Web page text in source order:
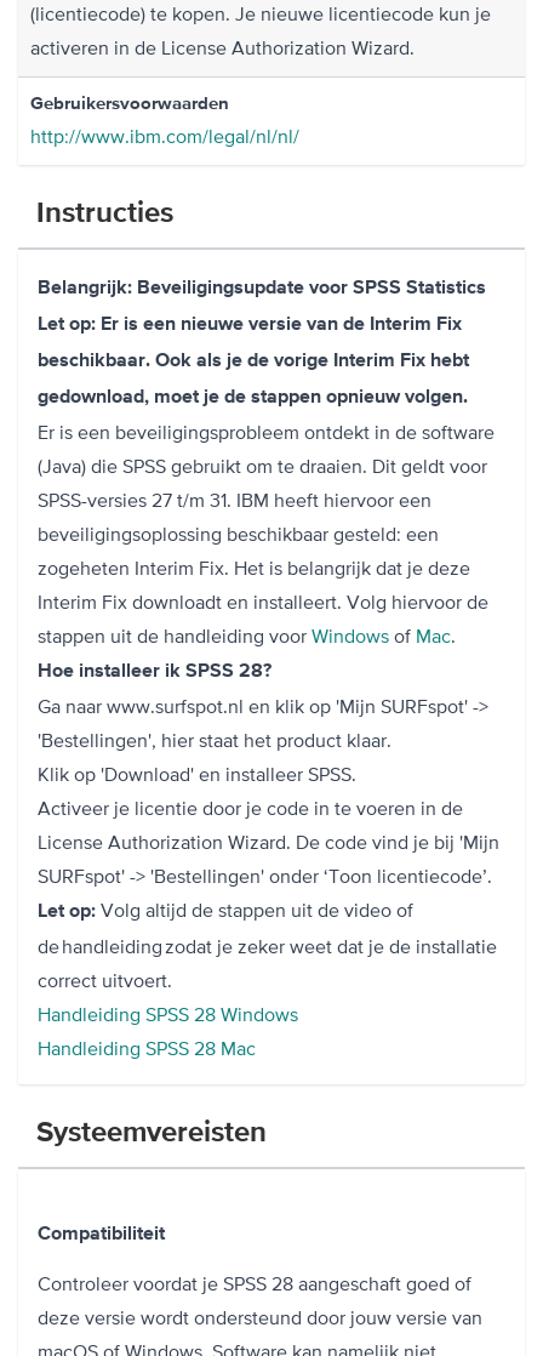
(licentiecode) te kopen. Je nieuwe licentiecode kun je
activeren in de License Authorization Wizard.
Gebruikersvoorwaarden
http://www.ibm.com/legal/nl/nl/
Instructies
Belangrijk: Beveiligingsupdate voor SPSS Statistics
Let op: Er is een nieuwe versie van de Interim Fix
beschikbaar. Ook als je de vorige Interim Fix hebt
gedownload, moet je de stappen opnieuw volgen.
Er is een beveiligingsprobleem ontdekt in de software
(Java) die SPSS gebruikt om te draaien. Dit geldt voor
SPSS-versies 27 t/m 31. IBM heeft hiervoor een
beveiligingsoplossing beschikbaar gesteld: een
zogeheten Interim Fix. Het is belangrijk dat je deze
Interim Fix downloadt en installeert. Volg hiervoor de
stappen uit de handleiding voor Windows of Mac
Hoe installeer ik SPSS 28?
Ga naar www.surfspot.nl en klik op 'Mijn SURFspot' ->
'Bestellingen', hier staat het product klaar.
Klik op 'Download' en installeer SPSS.
Activeer je licentie door je code in te voeren in de
License Authorization Wizard. De code vind je bij 'Mijn
SURFspot' -> 'Bestellingen' onder ‘Toon licentiecode’.
Let op: Volg altijd de stappen uit de video of
de handleiding zodat je zeker weet dat je de installatie
correct uitvoert.
Handleiding SPSS 28 Windows
Handleiding SPSS 28 Mac
Systeemvereisten
Compatibiliteit
Controleer voordat je SPSS 28 aangeschaft goed of
deze versie wordt ondersteund door jouw versie van
macOS of Windows. Software kan namelijk niet